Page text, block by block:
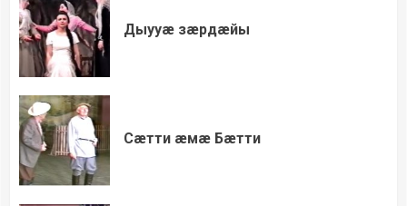
Дыууæ зæрдæйы
Сæтти æмæ Бæтти